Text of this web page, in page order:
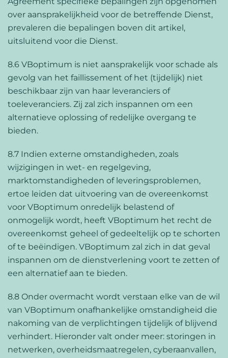
over aansprakelijkheid voor de betreffende Dienst,
prevaleren die bepalingen boven dit artikel,
uitsluitend voor die Dienst.
8.6 VBoptimum is niet aansprakelijk voor schade als
gevolg van het faillissement of het (tijdelijk) niet
beschikbaar zijn van haar leveranciers of
toeleveranciers. Zij zal zich inspannen om een
alternatieve oplossing of redelijke overgang te
bieden.
8.7 Indien externe omstandigheden, zoals
wijzigingen in wet- en regelgeving,
marktomstandigheden of leveringsproblemen,
ertoe leiden dat uitvoering van de overeenkomst
voor VBoptimum onredelijk belastend of
onmogelijk wordt, heeft VBoptimum het recht de
overeenkomst geheel of gedeeltelijk op te schorten
of te beëindigen. VBoptimum zal zich in dat geval
inspannen om de dienstverlening voort te zetten of
een alternatief aan te bieden.
8.8 Onder overmacht wordt verstaan elke van de wil
van VBoptimum onafhankelijke omstandigheid die
nakoming van de verplichtingen tijdelijk of blijvend
verhindert. Hieronder valt onder meer: storingen in
netwerken, overheidsmaatregelen, cyberaanvallen,